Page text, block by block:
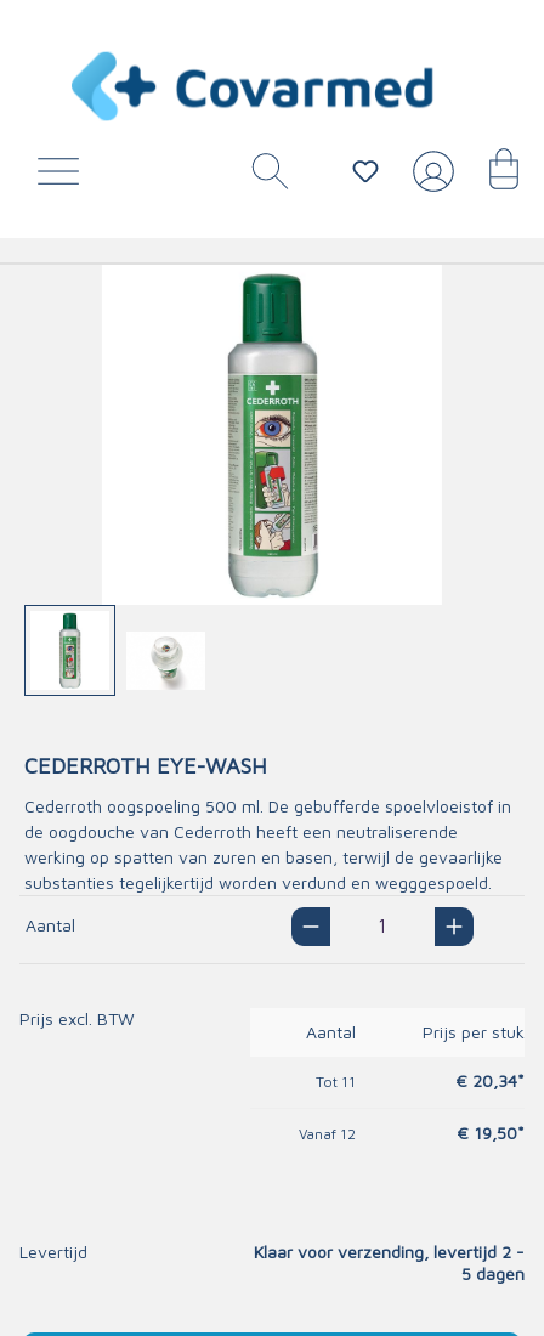
CEDERROTH EYE-WASH
Cederroth oogspoeling 500 ml. De gebufferde spoelvloeistof in
de oogdouche van Cederroth heeft een neutraliserende
werking op spatten van zuren en basen, terwijl de gevaarlijke
substanties tegelijkertijd worden verdund en wegggespoeld.
Aantal
Prijs excl. BTW
Aantal Prijs per stuk
Tot 11 € 20,34*
Vanaf 12 € 19,50*
Levertijd
Klaar voor verzending, levertijd 2 -
5 dagen